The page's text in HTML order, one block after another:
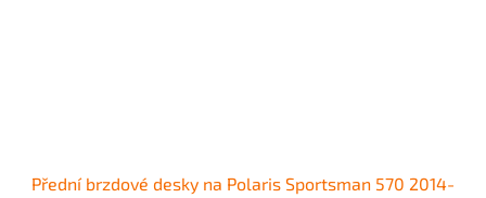
Přední brzdové desky na Polaris Sportsman 570 2014-